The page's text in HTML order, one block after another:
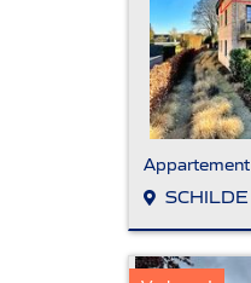
Appartement
SCHILDE